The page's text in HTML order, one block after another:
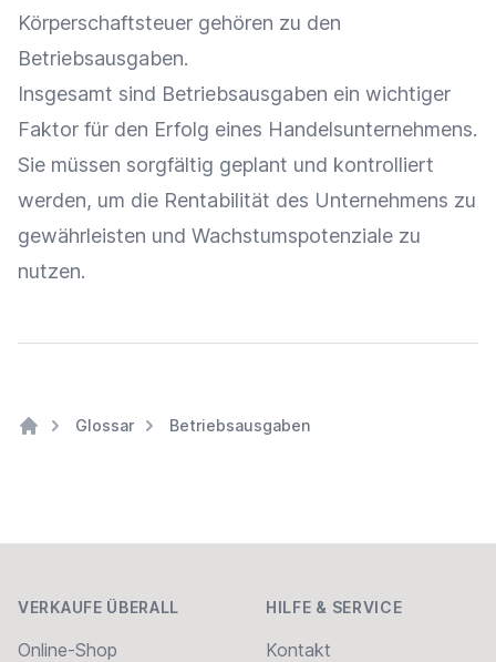
Körperschaftsteuer gehören zu den
Betriebsausgaben.
Insgesamt sind Betriebsausgaben ein wichtiger
Faktor für den Erfolg eines Handelsunternehmens.
Sie müssen sorgfältig geplant und kontrolliert
werden, um die Rentabilität des Unternehmens zu
gewährleisten und Wachstumspotenziale zu
nutzen.
Glossar Betriebsausgaben
VERKAUFE ÜBERALL
Online-Shop
HILFE & SERVICE
Kontakt